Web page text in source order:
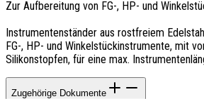
Zur Aufbereitung von FG-, HP- und
Instrumentenständer aus rostfreiem
FG-, HP- und Winkelstückinstrumente, mit
Silikonstopfen, für eine max.
Zugehörige Dokumente